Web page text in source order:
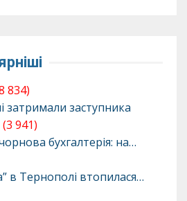
834)
затримали заступника
(3 941)
бухгалтерія: на…
в Тернополі втопилася…